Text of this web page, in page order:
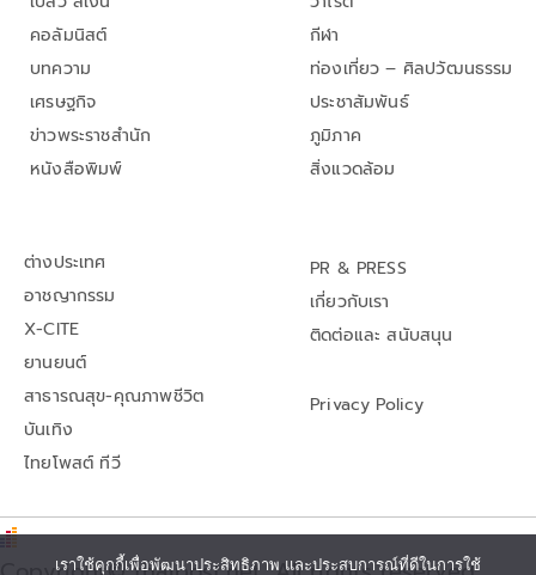
คอลัมนิสต์
บทความ
เศรษฐกิจ
ข่าวพระราชสำนัก
หนังสือพิมพ์
กีฬา
ท่องเที่ยว – ศิลปวัฒนธรรม
ประชาสัมพันธ์
ภูมิภาค
สิ่งแวดล้อม
ต่างประเทศ
อาชญากรรม
X-CITE
ยานยนต์
สาธารณสุข-คุณภาพชีวิต
บันเทิง
ไทยโพสต์ ทีวี
PR & PRESS
เกี่ยวกับเรา
ติดต่อและ สนับสนุน
Privacy Policy
เราใช้คุกกี้เพื่อพัฒนาประสิทธิภาพ และประสบการณ์ที่ดีในการใช้